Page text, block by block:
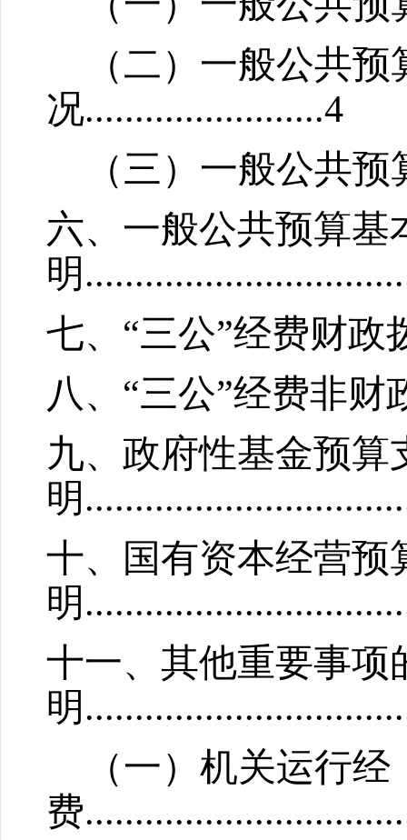
（二）一般公共
况........................4
（三）一般公共
六、一般公共预算基
明................................
七、“三公”经费财政
八 、“三公”经费非财
九、政府性基金预算
明..........
十、国有资本经营预
明..............
十一、其他重要事项
明........................
（一）机关运行经
费